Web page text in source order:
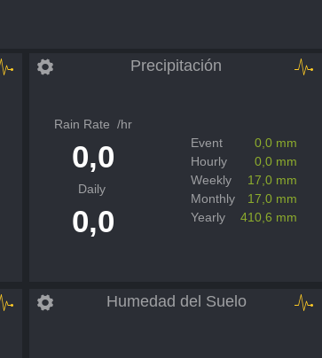
Precipitación
Rain Rate /hr
0,0
Daily
0,0
Event
0,0 mm
Hourly
0,0 mm
Weekly
17,0 mm
Monthly
17,0 mm
Yearly
410,6 mm
Humedad del Suelo